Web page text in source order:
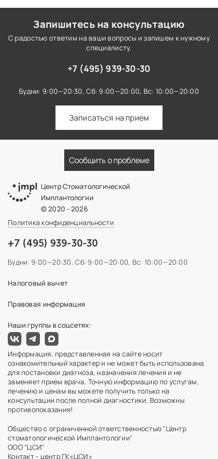
Запишитесь на консультацию
С радостью ответим на ваши вопросы и запишем к нужному
специалисту.
+7 (495) 939-30-30
Будни: 9:00—20:30, Сб: 9:00—20:00, Вс: 10:00—20:00
Записаться на прием
Сообщить о проблеме
Центр Стоматологической
Имплантологии
© 2020 - 2026
Политика конфиденциальности
+7 (495) 939-30-30
Будни: 9:00—20:30, Сб: 9:00—20:00, Вс: 10:00—20:00
Налоговый вычет
Наши группы в соцсетях:
Правовая информация
Информация, представленная на сайте носит
ознакомительный характер и не может быть использована
для постановки диагноза, назначения лечения и не
заменяет прием врача. Точную информацию по услугам,
лечению и ценам вы можете получить только на
консультации после полной диагностики. Возможны
противопоказания!
Общество с ограниченной ответственностью "Центр
стоматологической Имплантологии"
ООО "ЦСИ"
Контакт - центр ГК«ЦСИ»